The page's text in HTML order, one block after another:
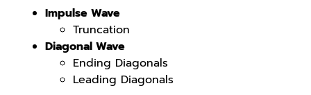
Impulse Wave
Truncation
Diagonal Wave
Ending Diagonals
Leading Diagonals